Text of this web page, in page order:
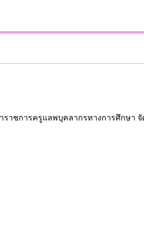
ราชการครูแลพบุคลากรทางการศึกษา